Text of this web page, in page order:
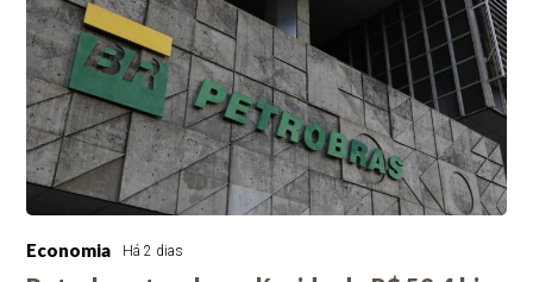
Economia Há 2 dias